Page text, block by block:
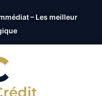
– Les meilleur